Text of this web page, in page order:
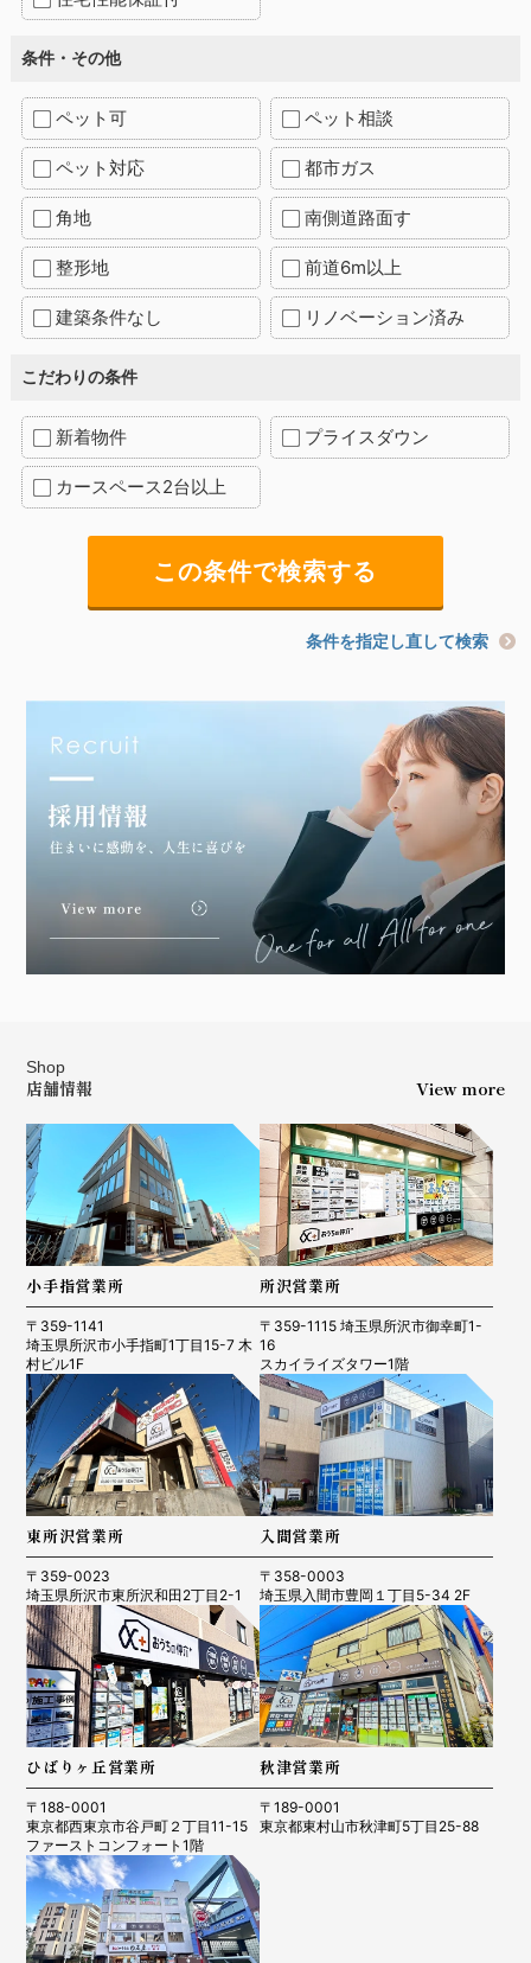
条件・その他
ペット可 ペット相談
ペット対応 都市ガス
角地 南側道路面す
整形地 前道6m以上
建築条件なし リノベーション済み
こだわりの条件
新着物件 プライスダウン
カースペース2台以上
条件を指定し直して検索
Shop
店舗情報 View more
小手指営業所
〒359-1141
埼玉県所沢市小手指町1丁目15-7 木
村ビル1F
所沢営業所
〒359-1115 埼玉県所沢市御幸町1-
16
スカイライズタワー1階
東所沢営業所
〒359-0023
埼玉県所沢市東所沢和田2丁目2-1
入間営業所
〒358-0003
埼玉県入間市豊岡１丁目5-34 2F
ひばりヶ丘営業所
〒188-0001
東京都西東京市谷戸町２丁目11-15
ファーストコンフォート1階
秋津営業所
〒189-0001
東京都東村山市秋津町5丁目25-88